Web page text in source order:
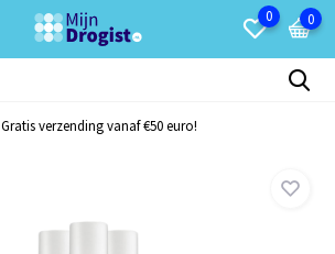
0 0
Gratis verzending vanaf €50 euro!